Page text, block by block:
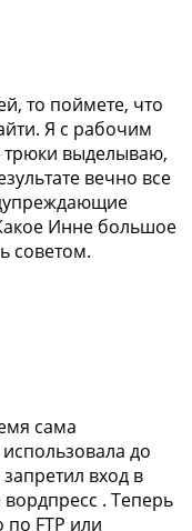
то поймете, что
Я с рабочим
трюки выделываю,
вечно все
Инне большое
советом.
сама
до
вход в
. Теперь
по FTP или